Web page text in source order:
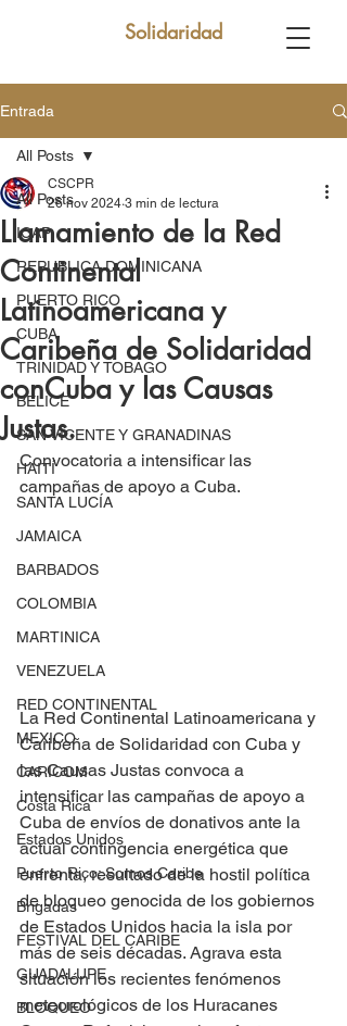
Solidaridad
Entrada
All Posts
ICAP
REPUBLICA DOMINICANA
PUERTO RICO
CUBA
TRINIDAD Y TOBAGO
BELICE
SAN VICENTE Y GRANADINAS
HAITÍ
SANTA LUCÍA
JAMAICA
BARBADOS
COLOMBIA
MARTINICA
VENEZUELA
RED CONTINENTAL
MEXICO
CARICOM
Costa Rica
Estados Unidos
Puerto Rico: Somos Caribe
Brigadas
FESTIVAL DEL CARIBE
GUADALUPE
BLOQUEO
All Posts
Llamamiento de la Red
Continental
Latinoamericana y
Caribeña de Solidaridad
conCuba y las Causas
Justas.
CSCPR
26 nov 2024 3 min de lectura
Convocatoria a intensificar las
campañas de apoyo a Cuba.
La Red Continental Latinoamericana y
Caribeña de Solidaridad con Cuba y
las Causas Justas convoca a
intensificar las campañas de apoyo a
Cuba de envíos de donativos ante la
actual contingencia energética que
enfrenta, resultado de la hostil política
de bloqueo genocida de los gobiernos
de Estados Unidos hacia la isla por
más de seis décadas. Agrava esta
situación los recientes fenómenos
meteorológicos de los Huracanes